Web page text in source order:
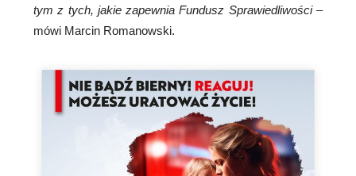
tym z tych, jakie zapewnia Fundusz Sprawiedliwości–
mówi Marcin Romanowski.